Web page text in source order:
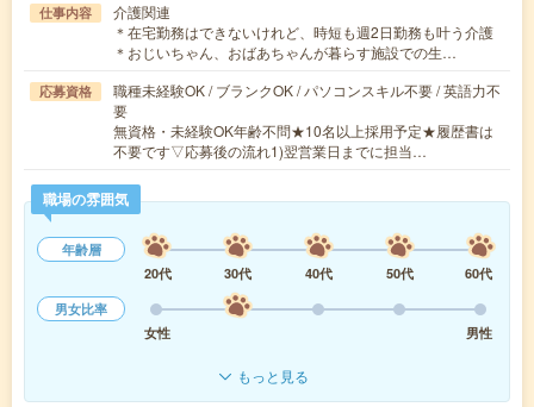
仕事内容
介護関連
＊在宅勤務はできないけれど、時短も週2日勤務も叶う介護
＊おじいちゃん、おばあちゃんが暮らす施設での生…
応募資格
職種未経験OK / ブランクOK / パソコンスキル不要 / 英語力不
要
無資格・未経験OK年齢不問★10名以上採用予定★履歴書は
不要です▽応募後の流れ1)翌営業日までに担当…
職場の雰囲気
年齢層
20代
30代 40代 50代
60代
男女比率
女性
男性
もっと見る